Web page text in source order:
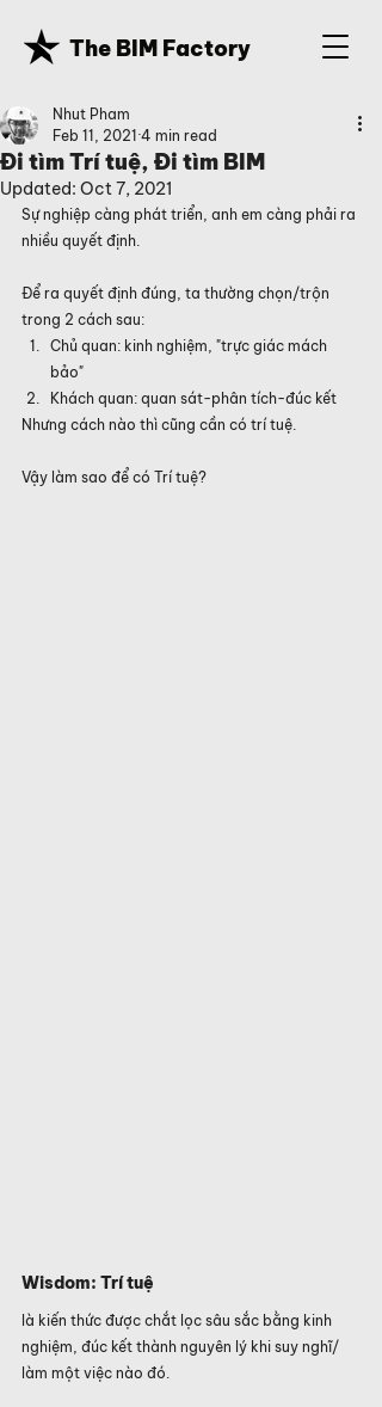
The BIM Factory
Đi tìm Trí tuệ, Đi tìm BIM
Nhut Pham
Feb 11, 2021 4 min read
Updated: Oct 7, 2021
Sự nghiệp càng phát triển, anh em càng phải ra
nhiều quyết định.
Để ra quyết định đúng, ta thường chọn/trộn
trong 2 cách sau:
Chủ quan: kinh nghiệm, "trực giác mách
bảo"
Khách quan: quan sát-phân tích-đúc kết
Nhưng cách nào thì cũng cần có trí tuệ.
Vậy làm sao để có Trí tuệ?
Wisdom: Trí tuệ
là kiến thức được chắt lọc sâu sắc bằng kinh
nghiệm, đúc kết thành nguyên lý khi suy nghĩ/
làm một việc nào đó.